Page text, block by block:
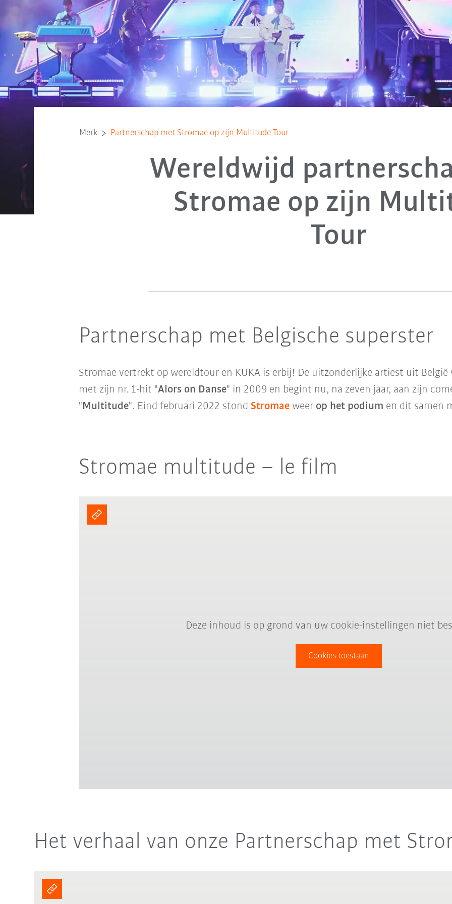
Merk Partnerschap met Stromae op zijn Multitude Tour
Wereldwijd
Stromae op zijn
Tour
Partnerschap met Belgische superster
Stromae vertrekt op wereldtour en KUKA is erbij! De uitzonderlijke artiest uit
met zijn nr. 1-hit "Alors on Danse" in 2009 en begint nu, na zeven jaar, aan zijn
"Multitude". Eind februari 2022 stond Stromaeweer op het podium en dit samen
Stromae multitude – le film
Deze inhoud is op grond van uw cookie-instellingen niet
Cookies toestaan
Het verhaal van onze Partnerschap met